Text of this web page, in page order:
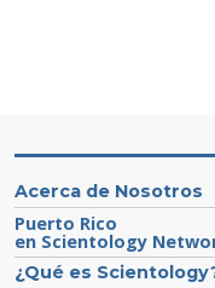
Acerca de Nosotros
Puerto Rico
en Scientology
¿Qué es